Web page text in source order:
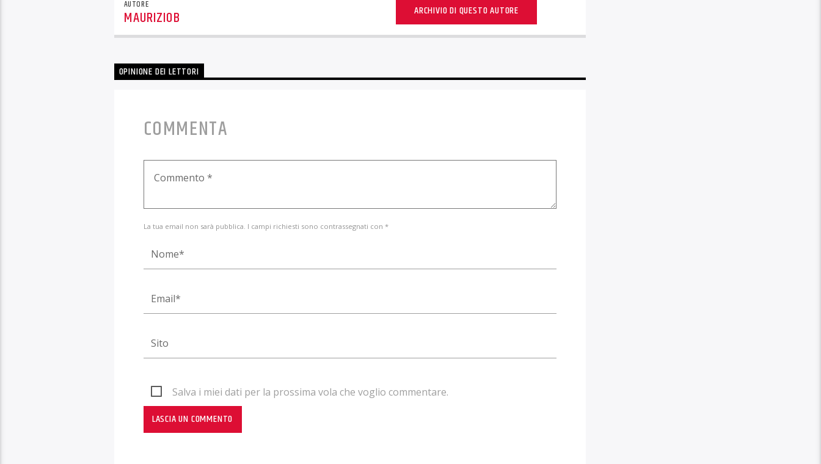
AUTORE
MAURIZIOB ARCHIVIO DI QUESTO AUTORE
OPINIONE DEI LETTORI
COMMENTA
La tua email non sarà pubblica. I campi richiesti sono contrassegnati con *
Salva i miei dati per la prossima vola che voglio commentare.